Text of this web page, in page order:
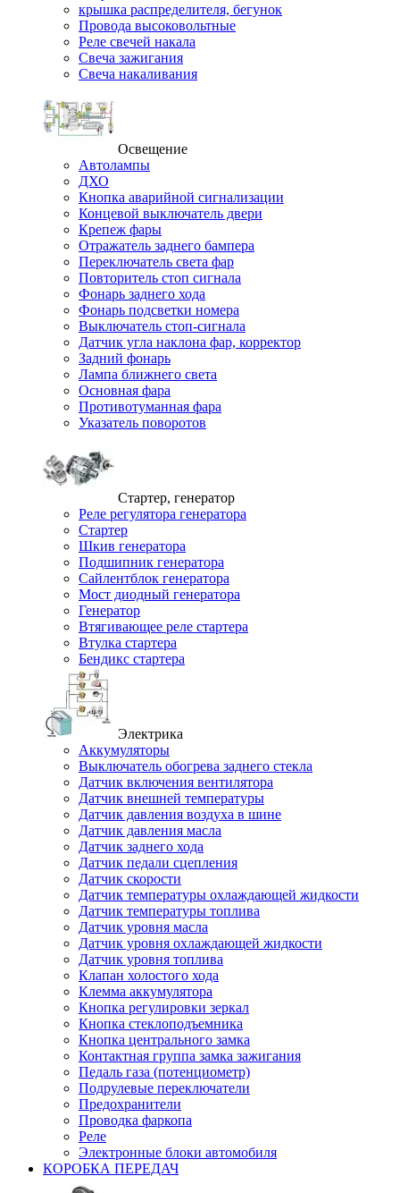
крышка распределителя, бегунок
Провода высоковольтные
Реле свечей накала
Свеча зажигания
Свеча накаливания
Освещение
Автолампы
ДХО
Кнопка аварийной сигнализации
Концевой выключатель двери
Крепеж фары
Отражатель заднего бампера
Переключатель света фар
Повторитель стоп сигнала
Фонарь заднего хода
Фонарь подсветки номера
Выключатель стоп-сигнала
Датчик угла наклона фар, корректор
Задний фонарь
Лампа ближнего света
Основная фара
Противотуманная фара
Указатель поворотов
Стартер, генератор
Реле регулятора генератора
Стартер
Шкив генератора
Подшипник генератора
Сайлентблок генератора
Мост диодный генератора
Генератор
Втягивающее реле стартера
Втулка стартера
Бендикс стартера
Электрика
Аккумуляторы
Выключатель обогрева заднего стекла
Датчик включения вентилятора
Датчик внешней температуры
Датчик давления воздуха в шине
Датчик давления масла
Датчик заднего хода
Датчик педали сцепления
Датчик скорости
Датчик температуры охлаждающей жидкости
Датчик температуры топлива
Датчик уровня масла
Датчик уровня охлаждающей жидкости
Датчик уровня топлива
Клапан холостого хода
Клемма аккумулятора
Кнопка регулировки зеркал
Кнопка стеклоподъемника
Кнопка центрального замка
Контактная группа замка зажигания
Педаль газа (потенциометр)
Подрулевые переключатели
Предохранители
Проводка фаркопа
Реле
Электронные блоки автомобиля
КОРОБКА ПЕРЕДАЧ